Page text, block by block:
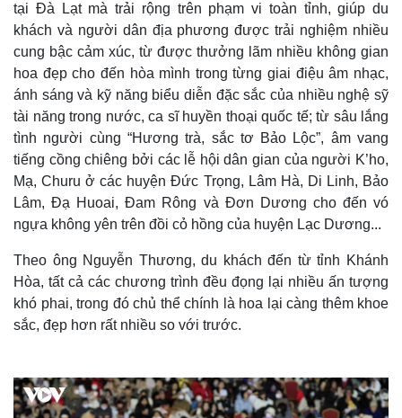
tại Đà Lạt mà trải rộng trên phạm vi toàn tỉnh, giúp du
khách và người dân địa phương được trải nghiệm nhiều
cung bậc cảm xúc, từ được thưởng lãm nhiều không gian
hoa đẹp cho đến hòa mình trong từng giai điệu âm nhạc,
ánh sáng và kỹ năng biểu diễn đặc sắc của nhiều nghệ sỹ
tài năng trong nước, ca sĩ huyền thoại quốc tế; từ sâu lắng
tình người cùng “Hương trà, sắc tơ Bảo Lộc”, âm vang
tiếng cồng chiêng bởi các lễ hội dân gian của người K’ho,
Mạ, Churu ở các huyện Đức Trọng, Lâm Hà, Di Linh, Bảo
Lâm, Đạ Huoai, Đam Rông và Đơn Dương cho đến vó
ngựa không yên trên đồi cỏ hồng của huyện Lạc Dương...
Theo ông Nguyễn Thương, du khách đến từ tỉnh Khánh
Hòa, tất cả các chương trình đều đọng lại nhiều ấn tượng
khó phai, trong đó chủ thể chính là hoa lại càng thêm khoe
sắc, đẹp hơn rất nhiều so với trước.